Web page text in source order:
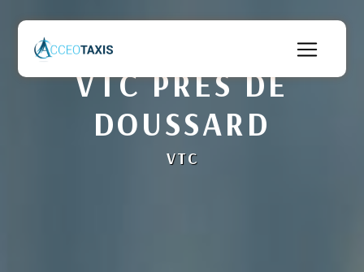
VTC PRÈS DE
DOUSSARD
VTC